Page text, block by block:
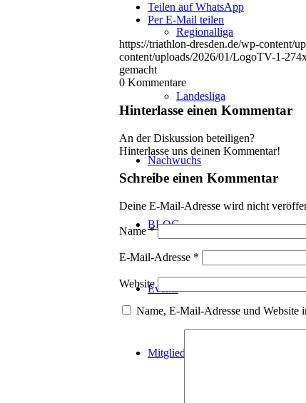
Regionalliga
Landesliga
Nachwuchs
BLOG
Events
Mitglied werden!
Teilen auf WhatsApp
Per E-Mail teilen
https://triathlon-dresden.de/wp-content/
content/uploads/2026/01/LogoTV-1-
gemacht
0 Kommentare
Hinterlasse einen Kommentar
An der Diskussion beteiligen?
Hinterlasse uns deinen Kommentar!
Schreibe einen Kommentar
Deine E-Mail-Adresse wird nicht
Name*
E-Mail-Adresse *
Website
Name, E-Mail-Adresse und Website